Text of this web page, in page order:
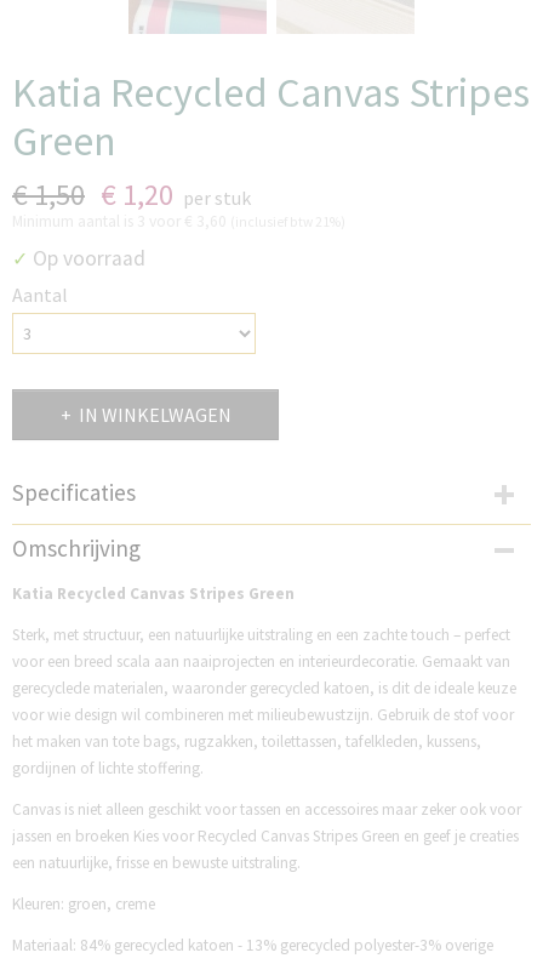
Katia Recycled Canvas Stripes
Green
€ 1,50 € 1,20 per stuk
✓ Op voorraad
Aantal
IN WINKELWAGEN
Specificaties
Productcode
K2081-8
Omschrijving
Katia Recycled Canvas Stripes Green
Sterk, met structuur, een natuurlijke uitstraling en een zachte touch – perfect
voor een breed scala aan naaiprojecten en interieurdecoratie. Gemaakt van
gerecyclede materialen, waaronder gerecycled katoen, is dit de ideale keuze
voor wie design wil combineren met milieubewustzijn. Gebruik de stof voor
het maken van tote bags, rugzakken, toilettassen, tafelkleden, kussens,
gordijnen of lichte stoffering.
Canvas is niet alleen geschikt voor tassen en accessoires maar zeker ook voor
jassen en broeken Kies voor Recycled Canvas Stripes Green en geef je creaties
een natuurlijke, frisse en bewuste uitstraling.
Kleuren: groen, creme
Materiaal: 84% gerecycled katoen - 13% gerecycled polyester-3% overige